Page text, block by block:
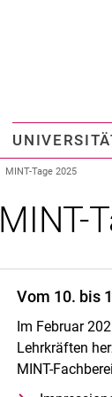
MINT-Tage 2025
MINT-
Vom 10. bis
Im Februar
Lehrkräften
MINT-